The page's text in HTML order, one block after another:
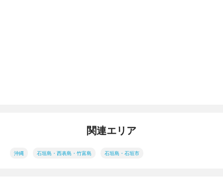
関連エリア
沖縄 石垣島・西表島・竹富島 石垣島・石垣市